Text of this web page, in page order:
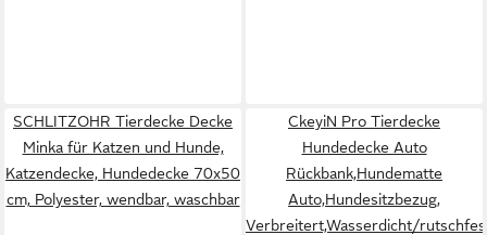
SCHLITZOHR Tierdecke Decke
Minka für Katzen und Hunde,
Katzendecke, Hundedecke 70x50
cm, Polyester, wendbar, waschbar
CkeyiN Pro Tierdecke
Hundedecke Auto
Rückbank,Hundematte
Auto,Hundesitzbezug,
Verbreitert,Wasserdicht/